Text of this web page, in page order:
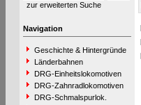
zur erweiterten Suche
Navigation
Geschichte & Hintergründe
Länderbahnen
DRG-Einheitslokomotiven
DRG-Zahnradlokomotiven
DRG-Schmalspurlok.